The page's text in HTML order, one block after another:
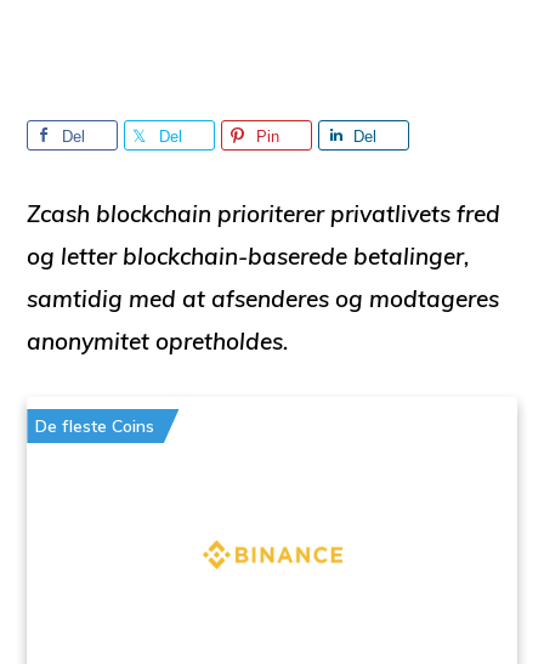
Del Del Pin Del
Zcash blockchain prioriterer privatlivets fred
og letter blockchain-baserede betalinger,
samtidig med at afsenderes og modtageres
anonymitet opretholdes.
De fleste Coins